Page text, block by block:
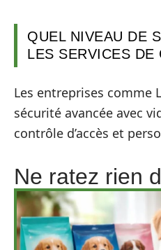
QUEL NIVEAU DE
LES SERVICES DE
Les entreprises comme
sécurité avancée avec
contrôle d’accès et
Ne ratez rien